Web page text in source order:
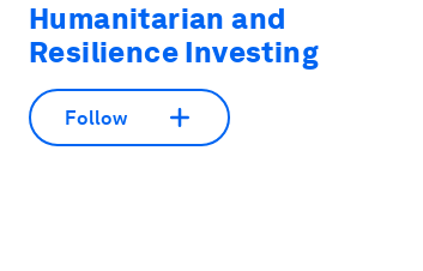
Humanitarian and
Resilience Investing
Follow